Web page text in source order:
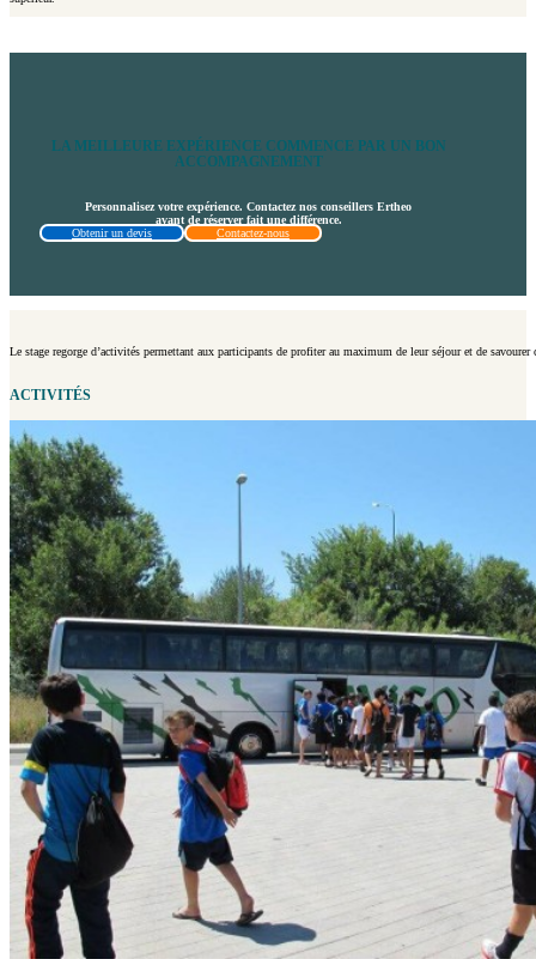
LA MEILLEURE EXPÉRIENCE COMMENCE PAR UN BON
ACCOMPAGNEMENT
Personnalisez votre expérience. Contactez nos conseillers Ertheo
avant de réserver fait une différence.
Obtenir un devis
Contactez-nous
Le stage regorge d’activités permettant aux participants de profiter au maximum de leur séjour et de savourer
ACTIVITÉS